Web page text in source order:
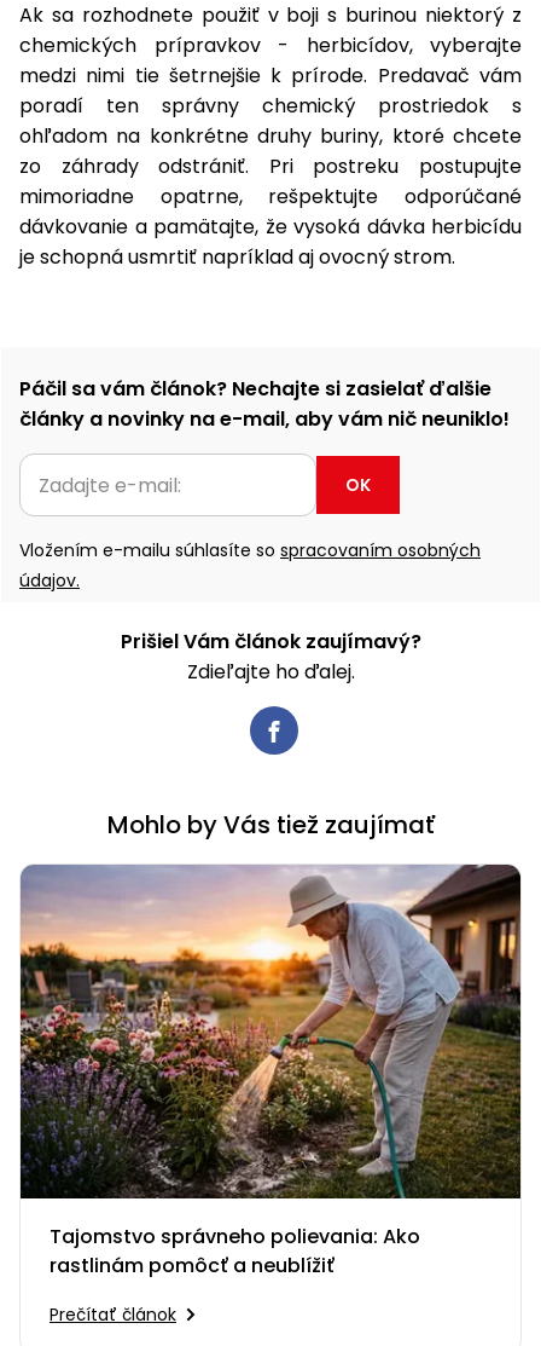
Snežné
frézy
Odhŕňače
a lopaty
na sneh
Postrekovače
a rosiče
Ak sa rozhodnete použiť v boji s burinou niektorý z
chemických prípravkov - herbicídov, vyberajte
medzi nimi tie šetrnejšie k prírode. Predavač vám
poradí ten správny chemický prostriedok s
ohľadom na konkrétne druhy buriny, ktoré chcete
zo záhrady odstrániť. Pri postreku postupujte
mimoriadne opatrne, rešpektujte odporúčané
dávkovanie a pamätajte, že vysoká dávka herbicídu
je schopná usmrtiť napríklad aj ovocný strom.
Páčil sa vám článok? Nechajte si zasielať ďalšie
články a novinky na e-mail, aby vám nič neuniklo!
OK
Vložením e-mailu súhlasíte so spracovaním osobných
údajov.
Prišiel Vám článok zaujímavý?
Zdieľajte ho ďalej.
Mohlo by Vás tiež zaujímať
Tajomstvo správneho polievania: Ako
rastlinám pomôcť a neublížiť
Prečítať článok